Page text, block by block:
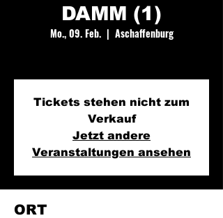
DAMM (1)
Mo., 09. Feb.
  |
Aschaffenburg
Tickets stehen nicht zum
Verkauf
Jetzt andere
Veranstaltungen ansehen
ORT